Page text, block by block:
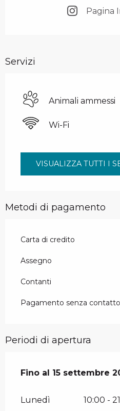
Pagina
Servizi
Animali ammessi
Wi-Fi
VISUALIZZA TUTTI I
Metodi di pagamento
Carta di credito
Assegno
Contanti
Pagamento senza contatto
Periodi di apertura
Dal15 giugno 2026al
Fino al 15 settembre
Lunedì 10:00 -